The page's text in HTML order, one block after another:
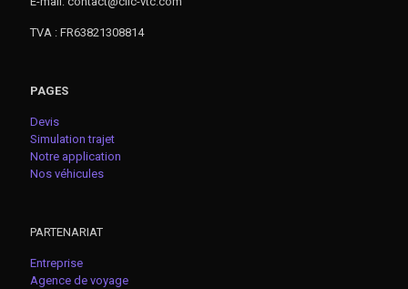
TVA : FR63821308814
PAGES
Devis
Simulation trajet
Notre application
Nos véhicules
PARTENARIAT
Entreprise
Agence de voyage